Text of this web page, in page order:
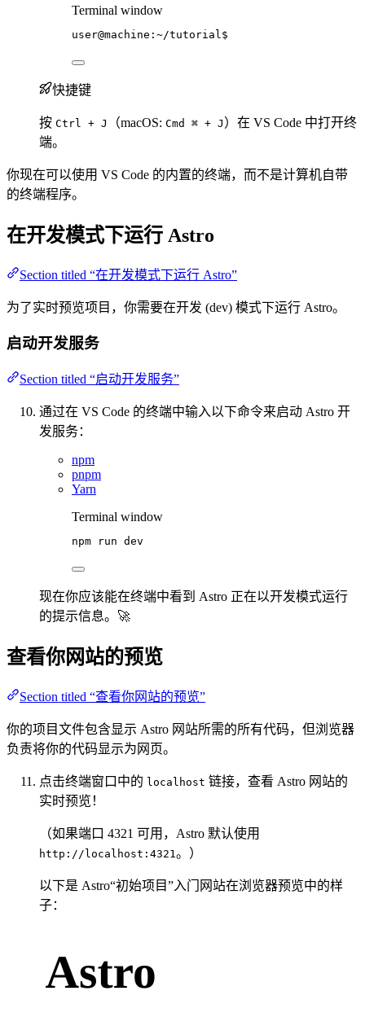
Terminal window
user@machine:~/tutorial$
快捷键
按 Ctrl + J （macOS: Cmd ⌘ + J ）在 VS Code 中打开终
端。
你现在可以使用 VS Code 的内置的终端，而不是计算机自带
的终端程序。
在开发模式下运行 Astro
Section titled “在开发模式下运行 Astro”
为了实时预览项目，你需要在开发 (dev) 模式下运行 Astro。
启动开发服务
Section titled “启动开发服务”
通过在 VS Code 的终端中输入以下命令来启动 Astro 开
发服务：
npm
pnpm
Yarn
Terminal window
npm run dev
现在你应该能在终端中看到 Astro 正在以开发模式运行
的提示信息。🚀
查看你网站的预览
Section titled “查看你网站的预览”
你的项目文件包含显示 Astro 网站所需的所有代码，但浏览器
负责将你的代码显示为网页。
点击终端窗口中的 localhost 链接，查看 Astro 网站的
实时预览！
（如果端口 4321 可用，Astro 默认使用
http://localhost:4321 。）
以下是 Astro“初始项目”入门网站在浏览器预览中的样
子：